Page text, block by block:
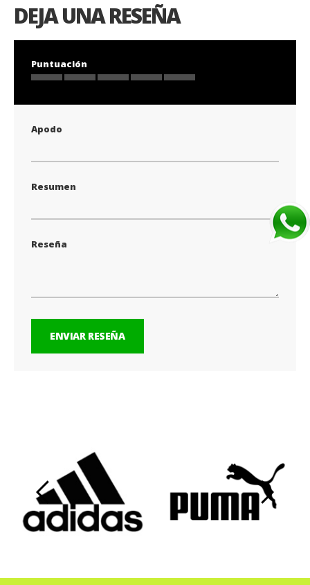
DEJA UNA RESEÑA
Puntuación
star
stars
stars
stars
stars
Apodo
Resumen
Reseña
ENVIAR RESEÑA
‹ ›